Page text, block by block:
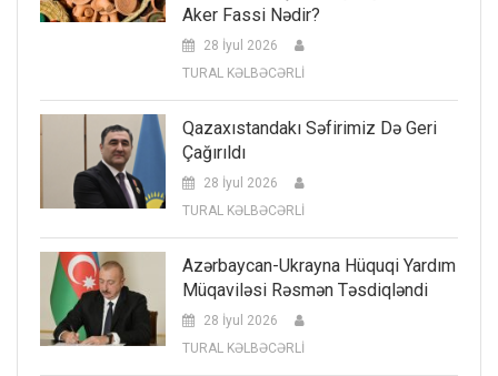
Aker Fassi Nədir?
28 İyul 2026
TURAL KƏLBƏCƏRLİ
Qazaxıstandakı Səfirimiz Də Geri
Çağırıldı
28 İyul 2026
TURAL KƏLBƏCƏRLİ
Azərbaycan-Ukrayna Hüquqi Yardım
Müqaviləsi Rəsmən Təsdiqləndi
28 İyul 2026
TURAL KƏLBƏCƏRLİ